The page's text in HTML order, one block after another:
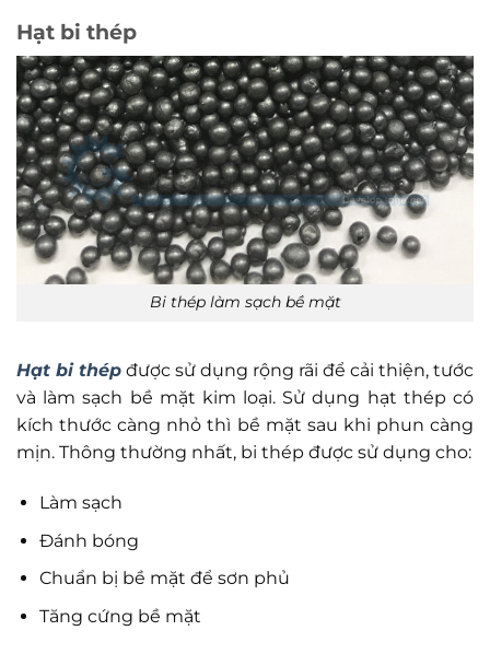
Hạt bi thép
Bi thép làm sạch bề mặt
Hạt bi thép được sử dụng rộng rãi để cải thiện, tước
và làm sạch bề mặt kim loại. Sử dụng hạt thép có
kích thước càng nhỏ thì bề mặt sau khi phun càng
mịn. Thông thường nhất, bi thép được sử dụng cho:
Làm sạch
Đánh bóng
Chuẩn bị bề mặt để sơn phủ
Tăng cứng bề mặt